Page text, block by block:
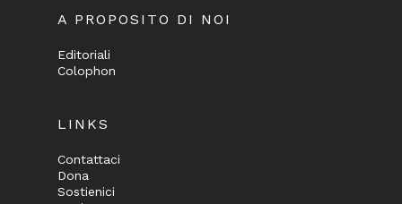
A PROPOSITO DI NOI
Editoriali
Colophon
LINKS
Contattaci
Dona
Sostienici